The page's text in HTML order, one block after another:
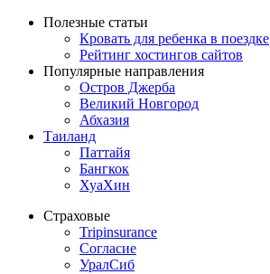
Полезные статьи
Кровать для ребенка в поездке
Рейтинг хостингов сайтов
Популярные направления
Остров Джерба
Великий Новгород
Абхазия
Таиланд
Паттайя
Бангкок
ХуаХин
Страховые
Tripinsurance
Согласие
УралСиб